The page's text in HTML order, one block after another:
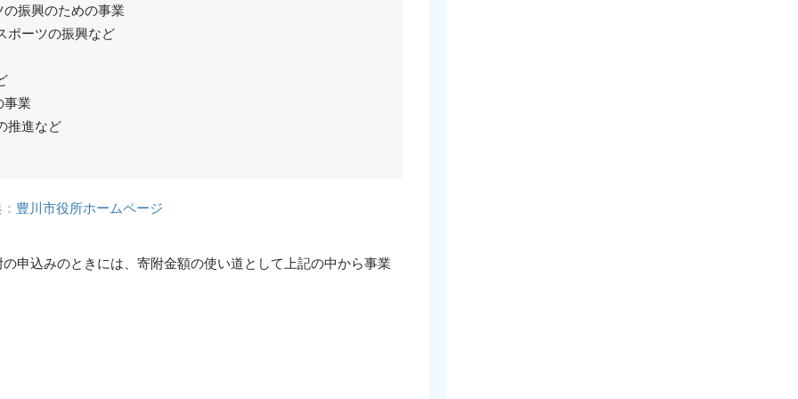
振興のための事業
ポーツの振興など
事業
推進など
豊川市役所ホームページ
申込みのときには、寄附金額の使い道として上記の中から事業